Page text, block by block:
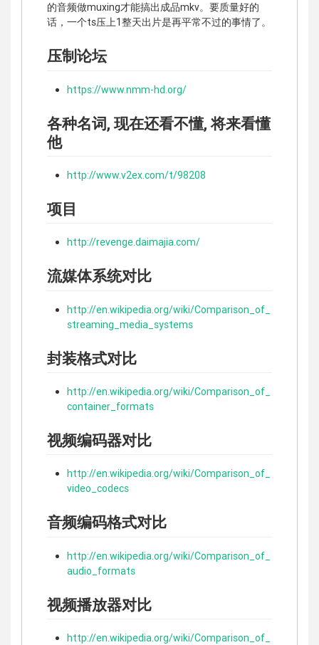
的音频做muxing才能搞出成品mkv。要质量好的
话，一个ts压上1整天出片是再平常不过的事情了。
压制论坛
https://www.nmm-hd.org/
各种名词, 现在还看不懂, 将来看懂
他
http://www.v2ex.com/t/98208
项目
http://revenge.daimajia.com/
流媒体系统对比
http://en.wikipedia.org/wiki/Comparison_of_
streaming_media_systems
封装格式对比
http://en.wikipedia.org/wiki/Comparison_of_
container_formats
视频编码器对比
http://en.wikipedia.org/wiki/Comparison_of_
video_codecs
音频编码格式对比
http://en.wikipedia.org/wiki/Comparison_of_
audio_formats
视频播放器对比
http://en.wikipedia.org/wiki/Comparison_of_